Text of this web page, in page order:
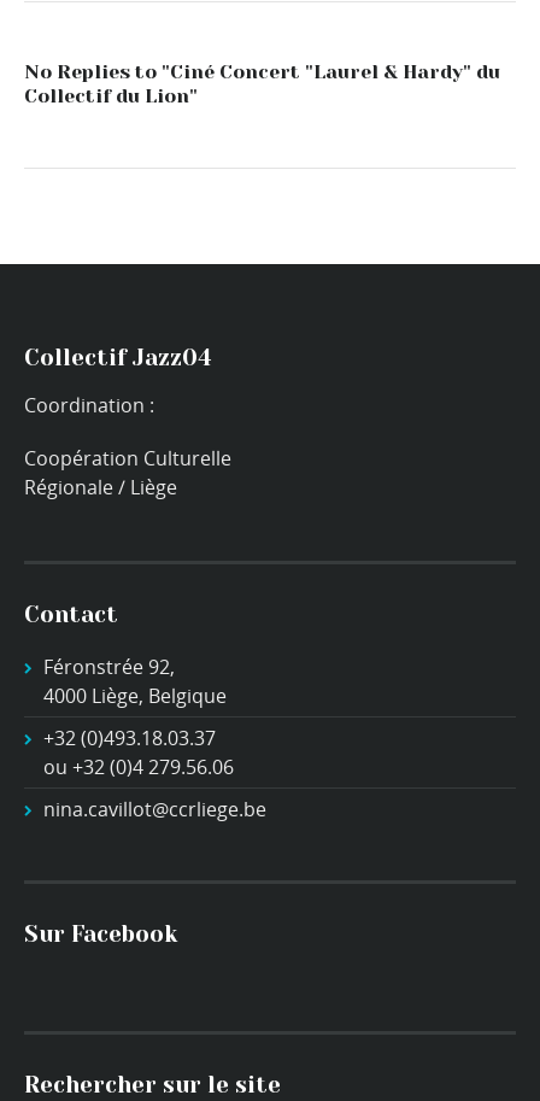
No Replies to "Ciné Concert "Laurel & Hardy" du
Collectif du Lion"
Collectif Jazz04
Coordination :
Coopération Culturelle
Régionale / Liège
Contact
Féronstrée 92,
4000 Liège, Belgique
+32 (0)493.18.03.37
ou +32 (0)4 279.56.06
nina.cavillot@ccrliege.be
Sur Facebook
Rechercher sur le site